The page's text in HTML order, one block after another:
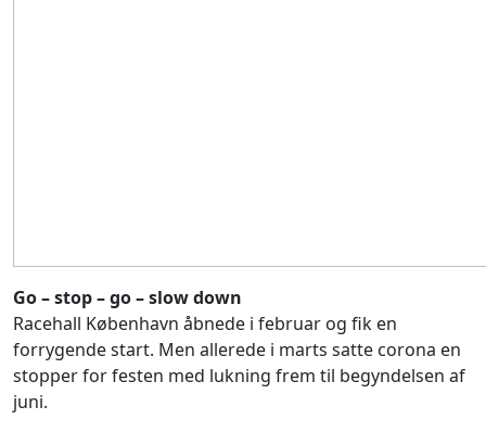
Go – stop – go – slow down
Racehall København åbnede i februar og fik en
forrygende start. Men allerede i marts satte corona en
stopper for festen med lukning frem til begyndelsen af
juni.